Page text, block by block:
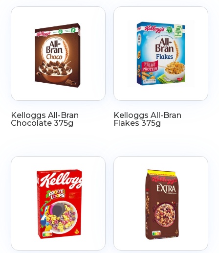
Kelloggs All-Bran
Chocolate 375g
Kelloggs All-Bran
Flakes 375g